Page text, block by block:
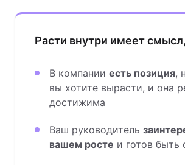
Расти внутри имеет
В компании есть позиция,
вы хотите вырасти, и она
достижима
Ваш руководитель
вашем росте и готов быть